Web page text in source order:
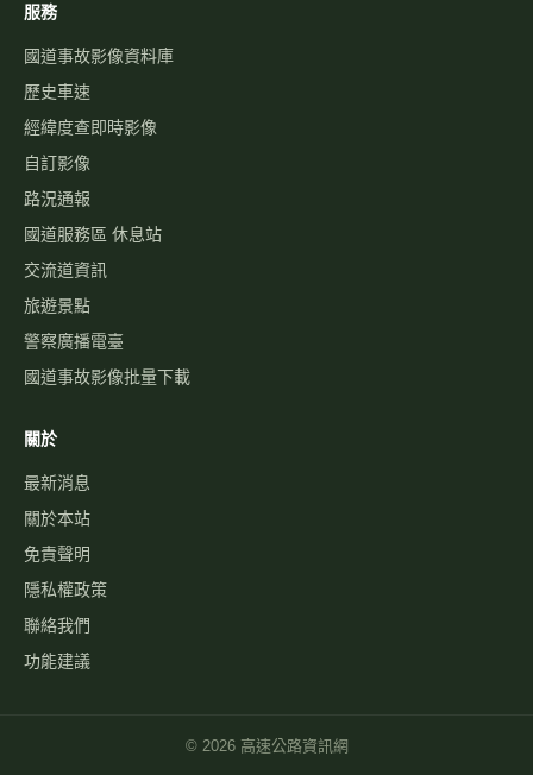
歷史車速
經緯度查即時影像
自訂影像
路況通報
國道服務區 休息站
交流道資訊
旅遊景點
警察廣播電臺
國道事故影像批量下載
關於本站
免責聲明
隱私權政策
聯絡我們
功能建議